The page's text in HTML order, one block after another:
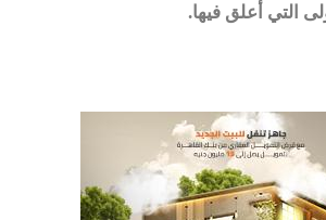
التي أعلق فيها.